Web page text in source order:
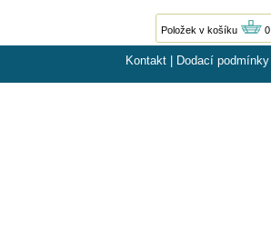
Položek v košíku 0
Kontakt Dodací podmínky